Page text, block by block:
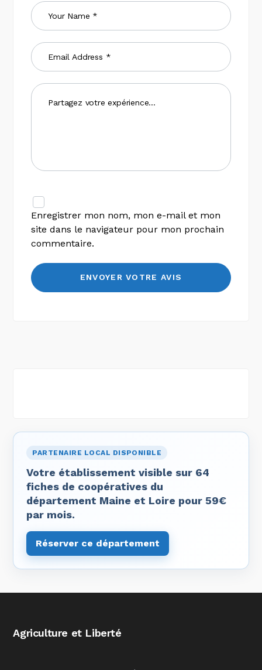
Enregistrer mon nom, mon e-mail et mon
site dans le navigateur pour mon prochain
commentaire.
PARTENAIRE LOCAL DISPONIBLE
Votre établissement visible sur 64
fiches de coopératives du
département Maine et Loire pour 59€
par mois.
Réserver ce département
Agriculture et Liberté